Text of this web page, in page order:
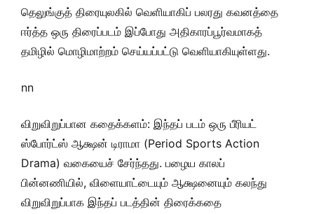
தெலுங்குத் திரையுலகில் வெளியாகிப் பலரது கவனத்தை
ஈர்த்த ஒரு திரைப்படம் இப்போது அதிகாரப்பூர்வமாகத்
தமிழில் மொழிமாற்றம் செய்யப்பட்டு வெளியாகியுள்ளது.
nn
விறுவிறுப்பான கதைக்களம்: இந்தப் படம் ஒரு பீரியட்
ஸ்போர்ட்ஸ் ஆக்ஷன் டிராமா (Period Sports Action
Drama) வகையைச் சேர்ந்தது. பழைய காலப்
பின்னணியில், விளையாட்டையும் ஆக்ஷனையும் கலந்து
விறுவிறுப்பாக இந்தப் படத்தின் திரைக்கதை